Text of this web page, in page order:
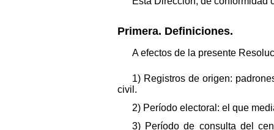
Primera. Definiciones.
A efectos de la presente
1) Registros de origen:
civil.
2) Período electoral: el que
3) Período de consulta del